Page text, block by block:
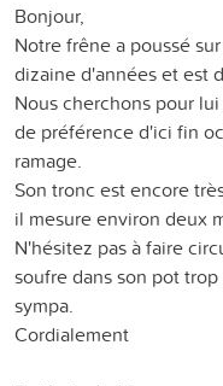
Bonjour,
Notre frêne a poussé
dizaine d'années et est
Nous cherchons pour
de préférence d'ici fin
ramage.
Son tronc est encore
il mesure environ deux
N'hésitez pas à faire
soufre dans son pot
sympa.
Cordialement